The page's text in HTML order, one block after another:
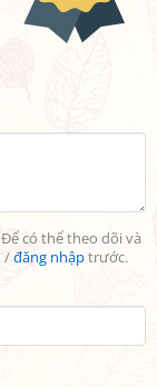
có thể theo dõi và
/đăng nhậptrước.